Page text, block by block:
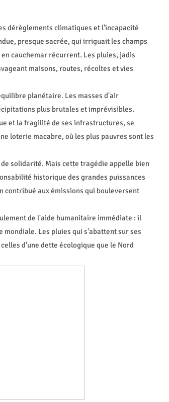
dérèglements climatiques et l'incapacité
presque sacrée, qui irriguait les champs
cauchemar récurrent. Les pluies, jadis
maisons, routes, récoltes et vies
planétaire. Les masses d'air
plus brutales et imprévisibles.
et la fragilité de ses infrastructures, se
loterie macabre, où les plus pauvres sont les
solidarité. Mais cette tragédie appelle bien
historique des grandes puissances
contribué aux émissions qui bouleversent
de l'aide humanitaire immédiate : il
Les pluies qui s'abattent sur ses
d'une dette écologique que le Nord